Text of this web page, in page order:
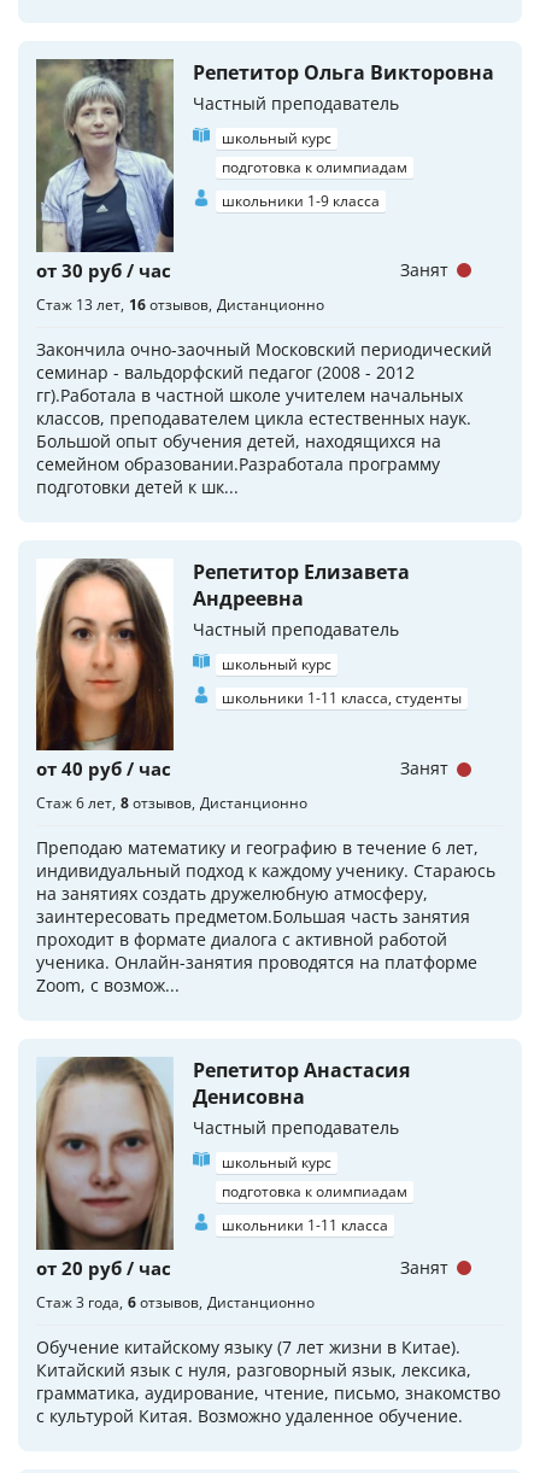
Репетитор Ольга Викторовна
Частный преподаватель
школьный курс
подготовка к олимпиадам
школьники 1-9 класса
от 30 руб / час
Стаж 13 лет 16отзывов Дистанционно
Закончила очно-заочный Московский периодический
семинар - вальдорфский педагог (2008 - 2012
гг).Работала в частной школе учителем начальных
классов, преподавателем цикла естественных наук.
Большой опыт обучения детей, находящихся на
семейном образовании.Разработала программу
подготовки детей к шк...
Занят
Репетитор Елизавета
Андреевна
Частный преподаватель
школьный курс
школьники 1-11 класса, студенты
от 40 руб / час
Стаж 6 лет 8отзывов Дистанционно
Преподаю математику и географию в течение 6 лет,
индивидуальный подход к каждому ученику. Стараюсь
на занятиях создать дружелюбную атмосферу,
заинтересовать предметом.Большая часть занятия
проходит в формате диалога с активной работой
ученика. Онлайн-занятия проводятся на платформе
Zoom, с возмож...
Занят
Репетитор Анастасия
Денисовна
Частный преподаватель
школьный курс
подготовка к олимпиадам
школьники 1-11 класса
от 20 руб / час
Стаж 3 года 6отзывов Дистанционно
Обучение китайскому языку (7 лет жизни в Китае).
Китайский язык с нуля, разговорный язык, лексика,
грамматика, аудирование, чтение, письмо, знакомство
с культурой Китая. Возможно удаленное обучение.
Занят